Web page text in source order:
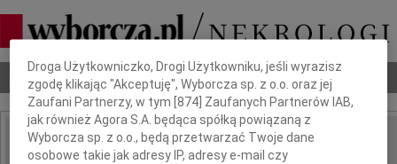
Nekrologi Odeszli Poradnik pogrzebowy
IMIĘ I NAZWISKO:
Dbamy o Twoją prywatność
Droga Użytkowniczko, Drogi Użytkowniku, jeśli wyrazisz
zgodę klikając "Akceptuję", Wyborcza sp. z o.o. oraz jej
Zaufani Partnerzy, w tym [874 ] Zaufanych Partnerów IAB,
jak również Agora S.A. będąca spółką powiązaną z
Wyborcza sp. z o.o., będą przetwarzać Twoje dane
osobowe takie jak adresy IP, adresy e-mail czy